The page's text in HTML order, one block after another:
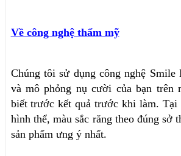
Về công nghệ thẩm mỹ
Chúng tôi sử dụng công nghệ Smile
và mô phỏng nụ cười của bạn trên
biết trước kết quả trước khi làm. Tại
hình thể, màu sắc răng theo đúng sở
sản phẩm ưng ý nhất.